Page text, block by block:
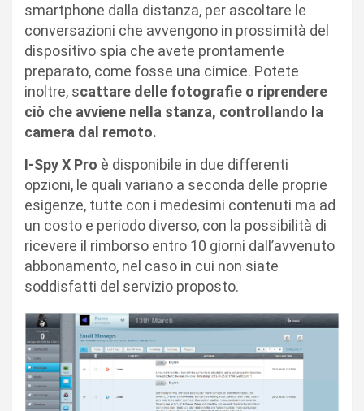
smartphone dalla distanza, per ascoltare le
conversazioni che avvengono in prossimità del
dispositivo spia che avete prontamente
preparato, come fosse una cimice. Potete
inoltre, scattare delle fotografie o riprendere
ciò che avviene nella stanza, controllando la
camera dal remoto.
I-Spy X Pro è disponibile in due differenti
opzioni, le quali variano a seconda delle proprie
esigenze, tutte con i medesimi contenuti ma ad
un costo e periodo diverso, con la possibilità di
ricevere il rimborso entro 10 giorni dall’avvenuto
abbonamento, nel caso in cui non siate
soddisfatti del servizio proposto.